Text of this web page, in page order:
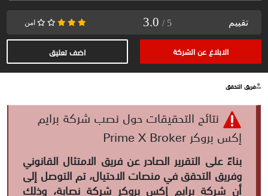
تقييم 3.0 / 5 امن
الابلاغ عن الشركة اضف تعليق
فريق التحقق
نتائج التحقيقات حول نصب شركة برايم
إكس بروكر Prime X Broker
بناءً على التقرير الصادر عن فريق الامتثال القانوني
وفريق التحقق في منصات الاحتيال، تم التوصل إلى
أن شركة برايم إكس بروكر شركة نصابة، وذلك